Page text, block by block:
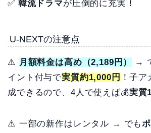
✅ 韓流ドラマが圧倒的に充実！
U-NEXTの注意点
⚠️ 月額料金は高め（2,189円）
→
イント付与で実質約1,000円 ！子
成できるので、4人で使えば💰実質
⚠️ 一部の新作はレンタル → でも